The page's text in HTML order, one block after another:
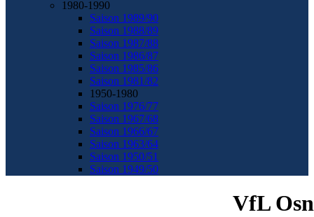
1980-1990
Saison 1989/90
Saison 1988/89
Saison 1987/88
Saison 1986/87
Saison 1985/86
Saison 1981/82
1950-1980
Saison 1976/77
Saison 1967/68
Saison 1966/67
Saison 1963/64
Saison 1950/51
Saison 1949/50
VfL